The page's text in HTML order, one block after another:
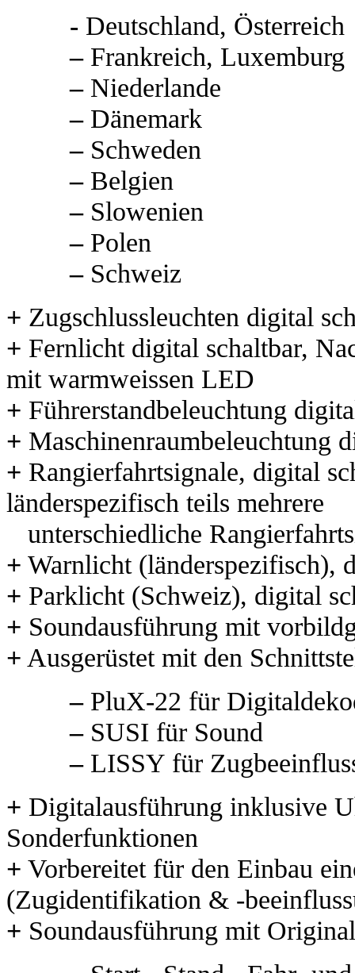
- Deutschland, Österreich
–Frankreich, Luxemburg
–Niederlande
–Dänemark
–Schweden
–Belgien
–Slowenien
–Polen
–Schweiz
+ Zugschlussleuchten digital
+ Fernlicht digital schaltbar,
mit warmweissen LED
+ Führerstandbeleuchtung
+ Maschinenraumbeleuchtung
+ Rangierfahrtsignale, digital
länderspezifisch teils
unterschiedliche
+ Warnlicht (länderspezifisch),
+ Parklicht (Schweiz), digital
+ Soundausführung mit
+ Ausgerüstet mit den
–PluX-22 für
–SUSI für Sound
–LISSY für
+ Digitalausführung inklusive
Sonderfunktionen
+ Vorbereitet für den Einbau
(Zugidentifikation & -
+ Soundausführung mit